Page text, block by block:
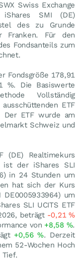
Swiss Exchange
SMI (DE)
des zu Grunde
Franken. Für den
Fondsanteils zum
Fondsgröße 178,91
%. Die Basiswerte
Vollständig
ETF
Der ETF wurde am
Schweiz und
(DE) Realtimekurs
der iShares SLI
in 24 Stunden um
hat sich der Kurs
DE0005933964) um
SLI UCITS ETF
beträgt -0,21%
von +8,58 %.
+0,56%. Derzeit
52-Wochen Hoch
Tief.